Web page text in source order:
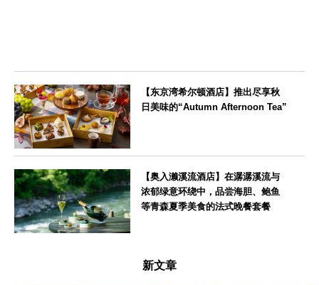
【东京湾希尔顿酒店】推出尽享秋
日美味的“Autumn Afternoon Tea”
【奥入濑溪流酒店】在潺潺溪流与
浓郁绿意环绕中，品尝海胆、鲍鱼
等青森夏季美食的法式晚餐套餐
新文章